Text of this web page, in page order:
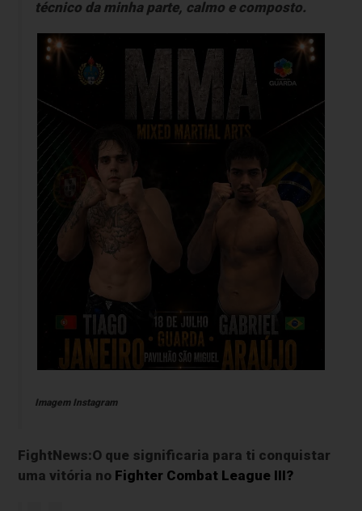
técnico da minha parte, calmo e composto.
Imagem Instagram
FightNews:O que significaria para ti conquistar
uma vitória no Fighter Combat League III?